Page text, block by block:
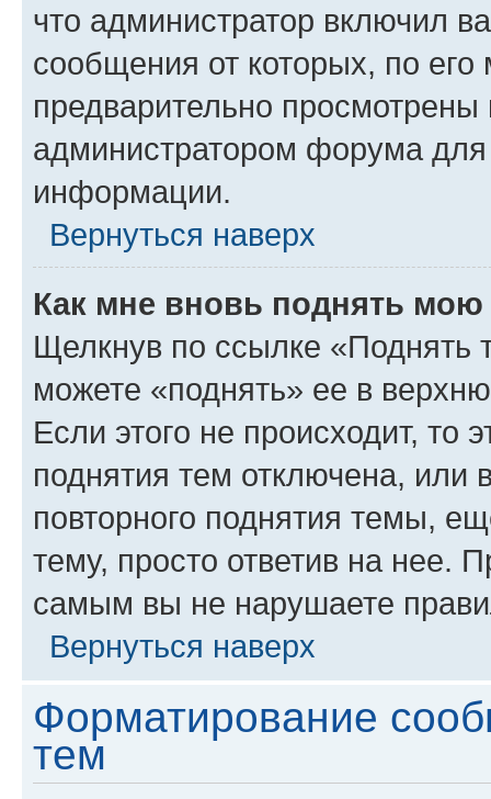
что администратор включил
сообщения от которых, по
предварительно
администратором форума
информации.
Вернуться наверх
Как мне вновь поднять мою
Щелкнув по ссылке «Поднять
можете «поднять» ее в
Если этого не происходит, то
поднятия тем отключена, или
повторного поднятия темы,
тему, просто ответив на нее.
самым вы не нарушаете
Вернуться наверх
Форматирование
тем